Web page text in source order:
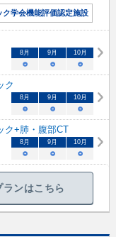
ク学会機能評価認定施設
8月 9月 10月
○ ○ ○
ク
8月 9月 10月
○ ○ ○
ク+肺・腹部CT
8月 9月 10月
○ ○ ○
ンはこちら